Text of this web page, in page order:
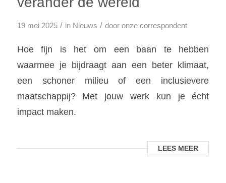
19 mei 2025 / in Nieuws / door onze correspondent
Hoe fijn is het om een baan te hebben
waarmee je bijdraagt aan een beter klimaat,
een schoner milieu of een inclusievere
maatschappij? Met jouw werk kun je écht
impact maken.
LEES MEER